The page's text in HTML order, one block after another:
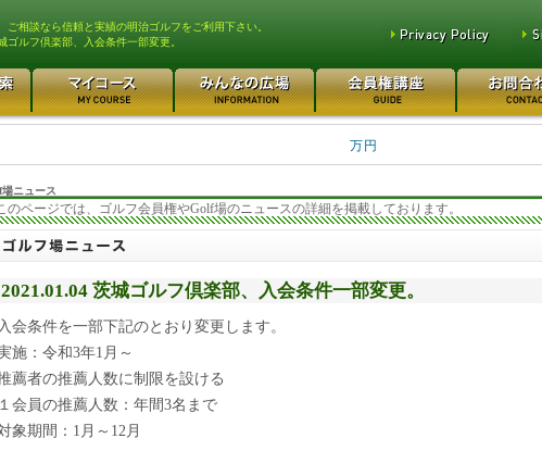
ご相談なら信頼と実績の明治ゴルフをご利用下さい。
ゴルフ倶楽部、入会条件一部変更。
平塚富士見カントリークラ... 700万円 都留カントリー倶楽部 55万円
3400万円
さいたま梨花カントリーク... 20万円
万円
ニュース
のページでは、ゴルフ会員権やGolf場のニュースの詳細を掲載しております。
2021.01.04 茨城ゴルフ倶楽部、入会条件一部変更。
会条件を一部下記のとおり変更します。
施：令和3年1月～
薦者の推薦人数に制限を設ける
会員の推薦人数：年間3名まで
象期間：1月～12月